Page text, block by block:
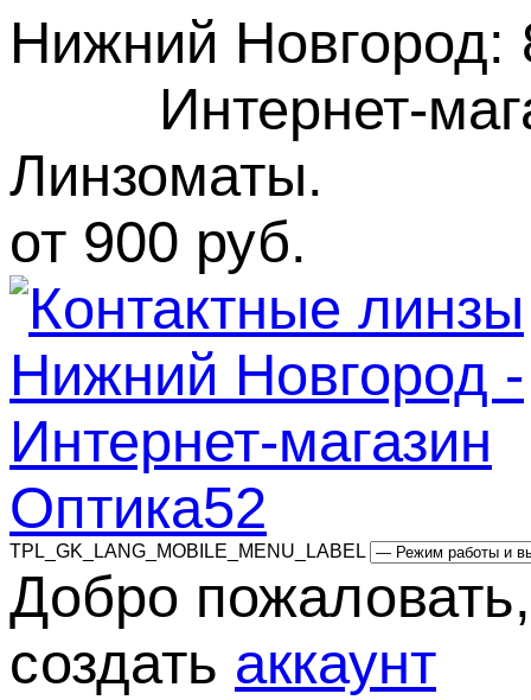
Нижний Новгород:
Интернет-
Линзоматы.
от 900 руб.
TPL_GK_LANG_MOBILE_MENU_LABEL
Добро
создать аккаунт